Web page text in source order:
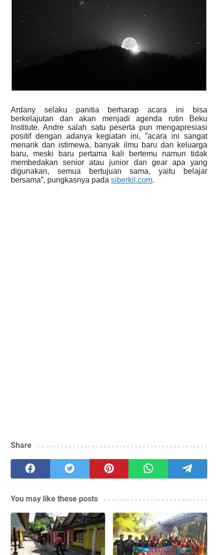
Ardany selaku panitia berharap acara ini bisa
berkelajutan dan akan menjadi agenda rutin Beku
Institute. Andre salah satu peserta pun mengapresiasi
positif dengan adanya kegiatan ini, ”acara ini sangat
menarik dan istimewa, banyak ilmu baru dan keluarga
baru, meski baru pertama kali bertemu namun tidak
membedakan senior atau junior dan gear apa yang
digunakan, semua bertujuan sama, yaitu belajar
bersama”, pungkasnya pada siberkil.com.
Share
You may like these posts